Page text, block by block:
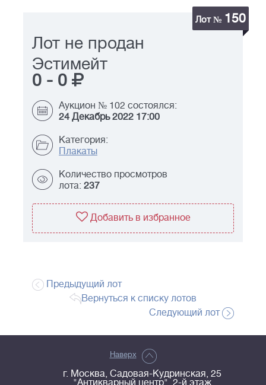
Лот № 150
Лот не продан
Эстимейт
0 - 0
Аукцион № 102 состоялся:
24 Декабрь 2022 17:00
Категория:
Плакаты
Количество просмотров
лота: 237
Добавить в избранное
Предыдущий лот
Вернуться к списку лотов
Следующий лот
Наверх
г. Москва, Садовая-Кудринская, 25
"Антикварный центр", 2-й этаж